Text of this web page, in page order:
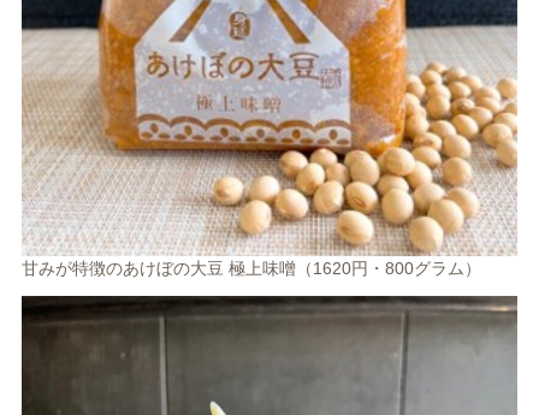
甘みが特徴のあけぼの大豆 極上味噌（1620円・800グラム）